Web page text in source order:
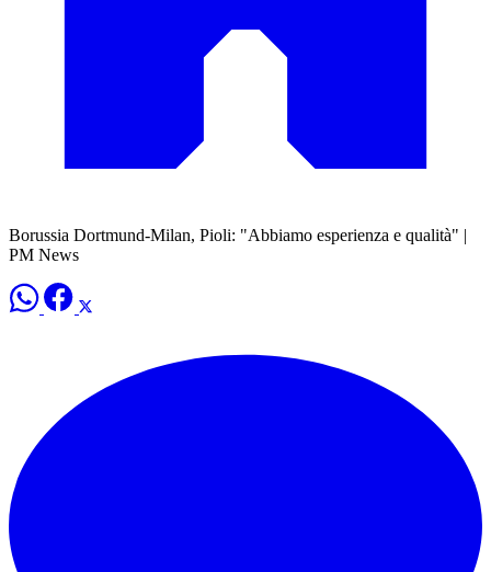
Borussia Dortmund-Milan, Pioli: "Abbiamo esperienza e qualità" |
PM News